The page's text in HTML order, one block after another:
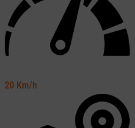
20 Km/h